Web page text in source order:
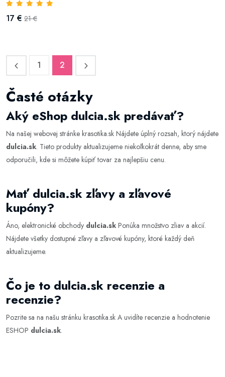
17 € 21 €
1 2
Časté otázky
Aký eShop dulcia.sk predávať?
Na našej webovej stránke krasotika.sk Nájdete úplný rozsah, ktorý nájdete
dulcia.sk. Tieto produkty aktualizujeme niekoľkokrát denne, aby sme
odporučili, kde si môžete kúpiť tovar za najlepšiu cenu.
Mať dulcia.sk zľavy a zľavové
kupóny?
Áno, elektronické obchody dulcia.sk Ponúka množstvo zliav a akcií.
Nájdete všetky dostupné zľavy a zľavové kupóny, ktoré každý deň
aktualizujeme.
Čo je to dulcia.sk recenzie a
recenzie?
Pozrite sa na našu stránku krasotika.sk A uvidíte recenzie a hodnotenie
ESHOP dulcia.sk.